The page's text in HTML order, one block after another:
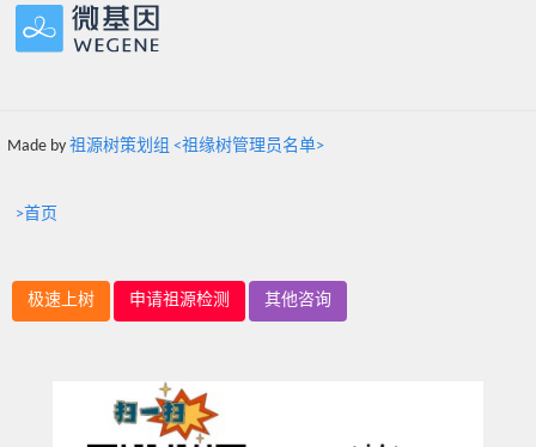
Made by 祖源树策划组 <祖缘树管理员名单>
>首页
极速上树 申请祖源检测 其他咨询